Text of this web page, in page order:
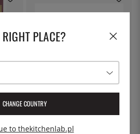
-
Garnek do makaronu z pokrywką
z blokadą, 5 l - Patina
227 zł
PLACE?
CHANGE COUNTRY
to thekitchenlab.pl